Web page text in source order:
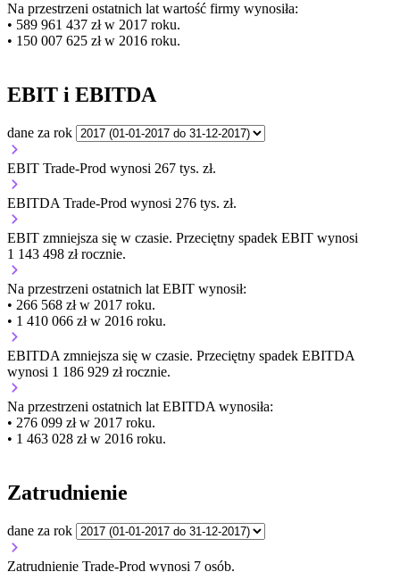
Na przestrzeni ostatnich lat wartość firmy wynosiła:
• 589 961 437 zł w 2017 roku.
• 150 007 625 zł w 2016 roku.
EBIT i EBITDA
dane za rok
EBIT Trade-Prod wynosi 267 tys. zł.
EBITDA Trade-Prod wynosi 276 tys. zł.
EBIT zmniejsza się w czasie. Przeciętny spadek EBIT wynosi
1 143 498 zł rocznie.
Na przestrzeni ostatnich lat EBIT wynosił:
• 266 568 zł w 2017 roku.
• 1 410 066 zł w 2016 roku.
EBITDA zmniejsza się w czasie. Przeciętny spadek EBITDA
wynosi 1 186 929 zł rocznie.
Na przestrzeni ostatnich lat EBITDA wynosiła:
• 276 099 zł w 2017 roku.
• 1 463 028 zł w 2016 roku.
Zatrudnienie
dane za rok
Zatrudnienie Trade-Prod wynosi 7 osób.